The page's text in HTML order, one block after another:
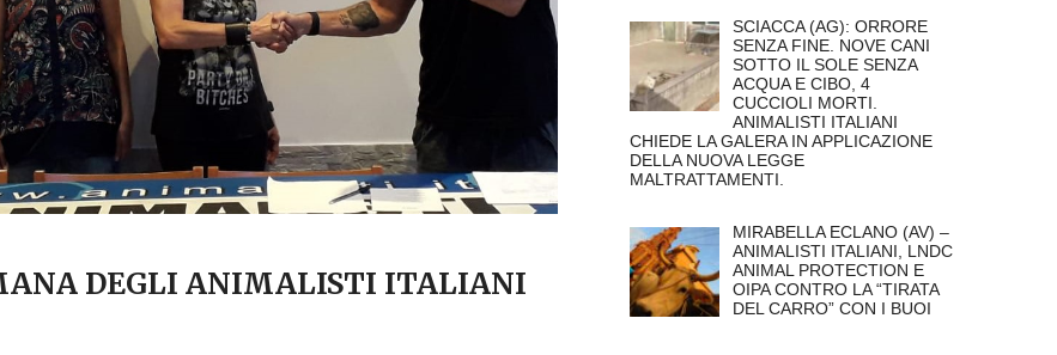
DEGLI ANIMALISTI ITALIANI
SCIACCA (AG): ORRORE
SENZA FINE. NOVE CANI
SOTTO IL SOLE SENZA
ACQUA E CIBO, 4
CUCCIOLI MORTI.
ANIMALISTI ITALIANI
CHIEDE LA GALERA IN APPLICAZIONE
DELLA NUOVA LEGGE
MALTRATTAMENTI.
MIRABELLA ECLANO (AV) –
ANIMALISTI ITALIANI, LNDC
ANIMAL PROTECTION E
OIPA CONTRO LA “TIRATA
DEL CARRO” CON I BUOI